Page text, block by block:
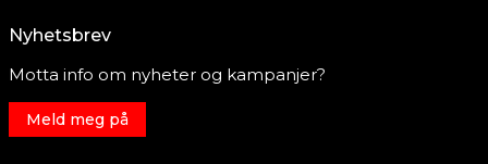
Nyhetsbrev
Motta info om nyheter og kampanjer?
Meld meg på